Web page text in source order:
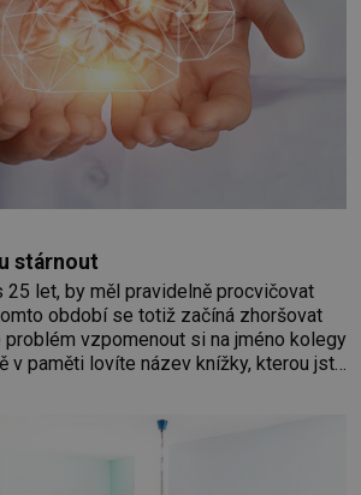
stárnout
25 let, by měl pravidelně procvičovat
období se totiž začíná zhoršovat
problém vzpomenout si na jméno kolegy
v paměti lovíte název knížky, kterou jste